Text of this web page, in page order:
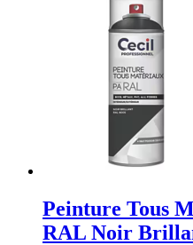
Peinture Tous
RAL Noir